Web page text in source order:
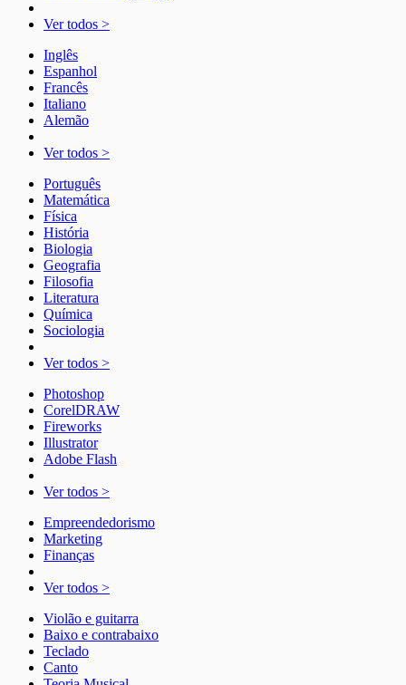
Ver todos >
Inglês
Espanhol
Francês
Italiano
Alemão
Ver todos >
Português
Matemática
Física
História
Biologia
Geografia
Filosofia
Literatura
Química
Sociologia
Ver todos >
Photoshop
CorelDRAW
Fireworks
Illustrator
Adobe Flash
Ver todos >
Empreendedorismo
Marketing
Finanças
Ver todos >
Violão e guitarra
Baixo e contrabaixo
Teclado
Canto